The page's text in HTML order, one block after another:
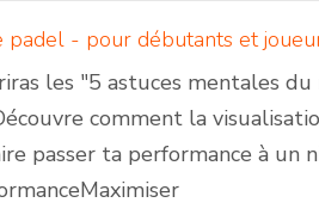
les "5 astuces mentales
comment la
passer ta performance à un